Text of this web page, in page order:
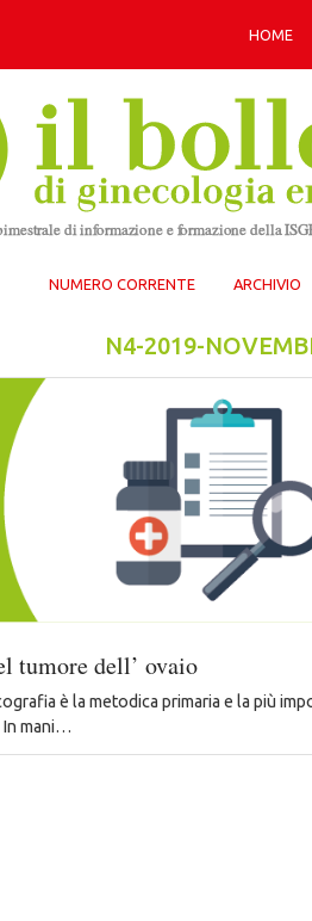
HOME
NUMERO CORRENTE ARCHIVIO
N4-2019-
tumore dell’ ovaio
è la metodica primaria e la più
In mani…